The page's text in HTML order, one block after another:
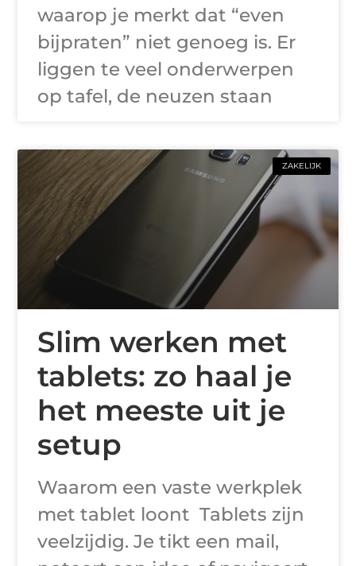
waarop je merkt dat “even
bijpraten” niet genoeg is. Er
liggen te veel onderwerpen
op tafel, de neuzen staan
ZAKELIJK
Slim werken met
tablets: zo haal je
het meeste uit je
setup
Waarom een vaste werkplek
met tablet loont Tablets zijn
veelzijdig. Je tikt een mail,